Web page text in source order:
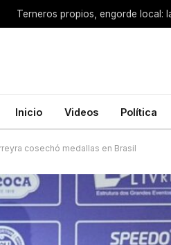
Terneros propios, engorde local:
Inicio Videos Política
cosechó medallas en Brasil